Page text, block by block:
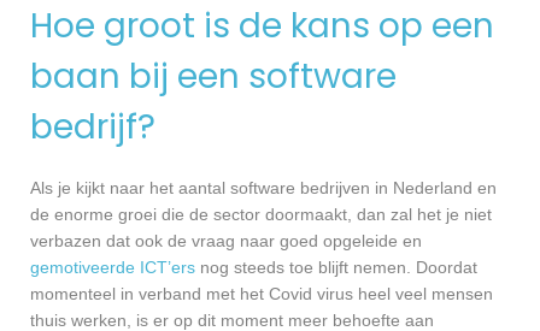
Hoe groot is de kans op een
baan bij een software
bedrijf?
Als je kijkt naar het aantal software bedrijven in Nederland en
de enorme groei die de sector doormaakt, dan zal het je niet
verbazen dat ook de vraag naar goed opgeleide en
gemotiveerde ICT’ers nog steeds toe blijft nemen. Doordat
momenteel in verband met het Covid virus heel veel mensen
thuis werken, is er op dit moment meer behoefte aan